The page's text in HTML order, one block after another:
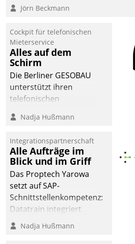
Jörn Beckmann
Cockpit für telefonischen
Mieterservice
Alles auf dem
Schirm
Die Berliner GESOBAU
unterstützt ihren
telefonischen
digitalen Cockpit, das
passende Fragen und
Schlagworte auswirft.
Eine intuitive
Dialogführung ermöglicht
dem externen
Serviceteam, Anrufe von
Mietenden zügiger und
effizienter zu bearbeiten.
Nadja Hußmann
Integrationspartnerschaft
Alle Aufträge im
Blick und im Griff
Das Proptech Yarowa
setzt auf SAP-
Schnittstellenkompetenz:
Datatrain integriert
Yarowas Portal zur
Vergabe und Verwaltung
Nadja Hußmann